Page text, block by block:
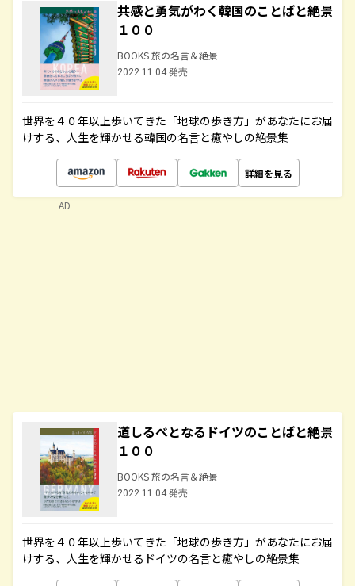
共感と勇気がわく韓国のことばと絶景
１００
BOOKS 旅の名言＆絶景
2022.11.04 発売
世界を４０年以上歩いてきた「地球の歩き方」があなたにお届
けする、人生を輝かせる韓国の名言と癒やしの絶景集
詳細を見る
道しるべとなるドイツのことばと絶景
１００
BOOKS 旅の名言＆絶景
2022.11.04 発売
世界を４０年以上歩いてきた「地球の歩き方」があなたにお届
けする、人生を輝かせるドイツの名言と癒やしの絶景集
AD